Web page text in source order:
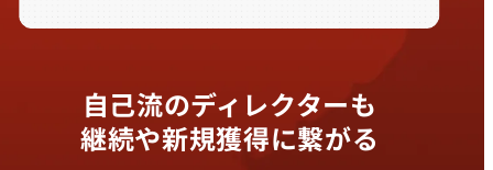
自己流のディレクターも
継続や新規獲得に繋がる